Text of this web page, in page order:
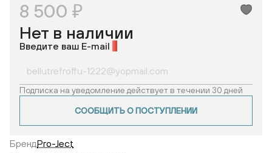
8 500 ₽
Нет в наличии
Введите ваш E-mail
Подписка на уведомление действует в течении 30 дней
СООБЩИТЬ О ПОСТУПЛЕНИИ
БрендPro-Ject